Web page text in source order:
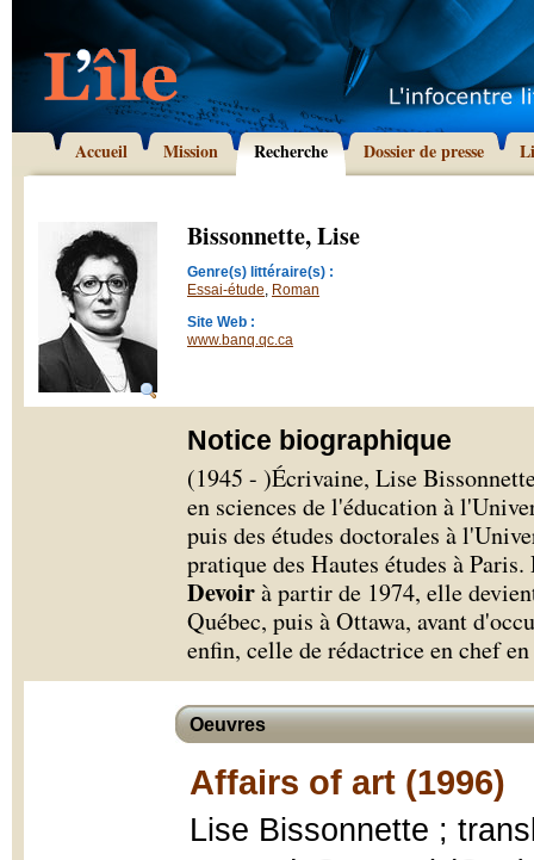
Accueil Mission Recherche Dossier de presse
Bissonnette, Lise
Genre(s) littéraire(s) :
Essai-étude, Roman
Site Web :
www.banq.qc.ca
Notice biographique
(1945 - )Écrivaine, Lise
en sciences de l'éducation à
puis des études doctorales à
pratique des Hautes études à
Devoirà partir de 1974, elle
Québec, puis à Ottawa, avant
enfin, celle de rédactrice en chef
Oeuvres
Affairs of art (1996)
Lise Bissonnette ;